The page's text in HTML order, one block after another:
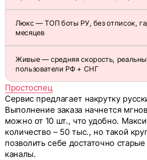
Люкс — ТОП боты РУ, без отписок,
месяцев
Живые — средняя скорость,
пользователи РФ + СНГ
Простоспец
Сервис предлагает накрутку
Выполнение заказа начнется
можно от 10 шт., что удобно.
количество – 50 тыс., но такой
позволить себе достаточно
каналы.